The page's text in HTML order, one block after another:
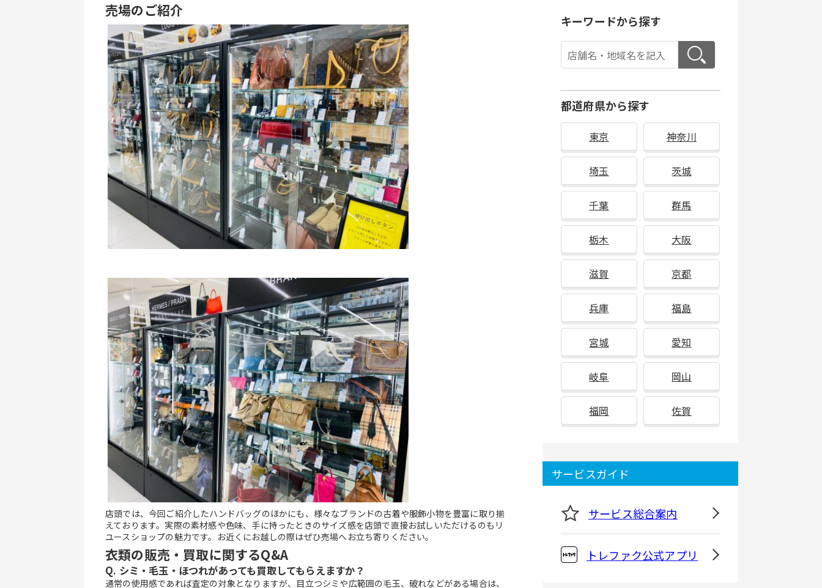
売場のご紹介
店頭では、今回ご紹介したハンドバッグのほかにも、様々なブランドの古着や服飾小物を豊富に取り揃
えております。実際の素材感や色味、手に持ったときのサイズ感を店頭で直接お試しいただけるのもリ
ユースショップの魅力です。お近くにお越しの際はぜひ売場へお立ち寄りください。
衣類の販売・買取に関するQ&A
Q. シミ・毛玉・ほつれがあっても買取してもらえますか？
通常の使用感であれば査定の対象となりますが、目立つシミや広範囲の毛玉、破れなどがある場合は、
キーワードから探す
都道府県から探す
東京 神奈川
埼玉 茨城
千葉 群馬
栃木 大阪
滋賀 京都
兵庫 福島
宮城 愛知
岐阜 岡山
福岡 佐賀
サービスガイド
サービス総合案内
トレファク公式アプリ